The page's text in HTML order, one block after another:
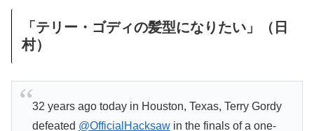
「テリー・ゴディの髪型になりたい」（日
村）
32 years ago today in Houston, Texas, Terry Gordy
defeated @OfficialHacksawin the finals of a one-